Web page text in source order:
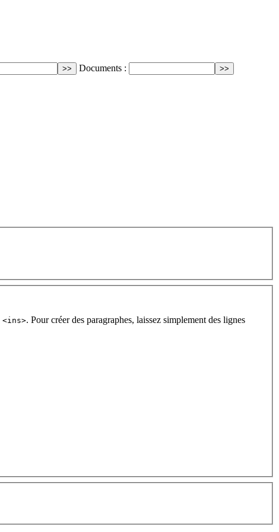
Documents :
<ins>. Pour créer des paragraphes, laissez simplement des lignes